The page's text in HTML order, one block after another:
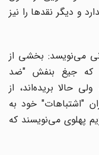
دیگر نقدها را نیز
می‌نویسد: بخشی از
که جیغ بنفش "ضد
حالا بریده‌اند، از
خود به
پهلوی می‌نویسند که